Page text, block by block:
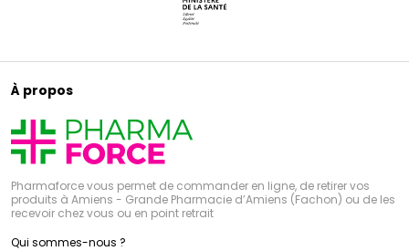
À propos
Pharmaforce vous permet de commander en ligne, de retirer vos
produits à Amiens - Grande Pharmacie d’Amiens (Fachon) ou de les
recevoir chez vous ou en point retrait
Qui sommes-nous ?